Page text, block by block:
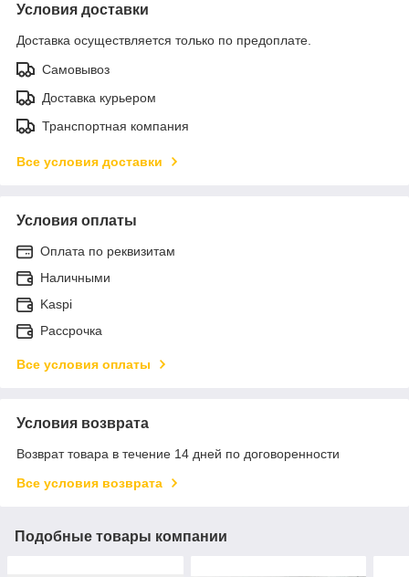
Условия доставки
Доставка осуществляется только по предоплате.
Самовывоз
Доставка курьером
Транспортная компания
Все условия доставки
Условия оплаты
Оплата по реквизитам
Наличными
Kaspi
Рассрочка
Все условия оплаты
Условия возврата
Возврат товара в течение 14 дней по договоренности
Все условия возврата
Подобные товары компании